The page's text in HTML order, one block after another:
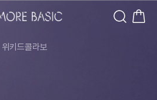
위키드콜라보